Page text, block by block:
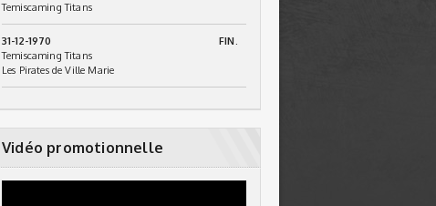
Temiscaming Titans
31-12-1970
FIN.
Temiscaming Titans
Les Pirates de Ville Marie
Vidéo promotionnelle